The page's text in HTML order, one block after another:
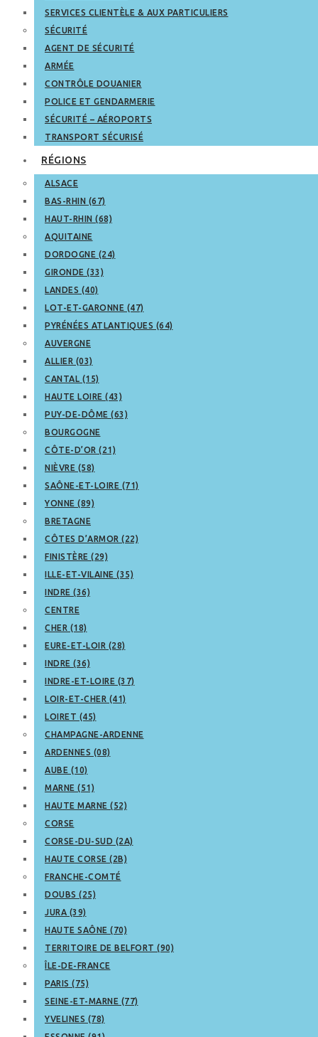
SERVICES CLIENTÈLE & AUX PARTICULIERS
SÉCURITÉ
AGENT DE SÉCURITÉ
ARMÉE
CONTRÔLE DOUANIER
POLICE ET GENDARMERIE
SÉCURITÉ – AÉROPORTS
TRANSPORT SÉCURISÉ
RÉGIONS
ALSACE
BAS-RHIN (67)
HAUT-RHIN (68)
AQUITAINE
DORDOGNE (24)
GIRONDE (33)
LANDES (40)
LOT-ET-GARONNE (47)
PYRÉNÉES ATLANTIQUES (64)
AUVERGNE
ALLIER (03)
CANTAL (15)
HAUTE LOIRE (43)
PUY-DE-DÔME (63)
BOURGOGNE
CÔTE-D’OR (21)
NIÈVRE (58)
SAÔNE-ET-LOIRE (71)
YONNE (89)
BRETAGNE
CÔTES D’ARMOR (22)
FINISTÈRE (29)
ILLE-ET-VILAINE (35)
INDRE (36)
CENTRE
CHER (18)
EURE-ET-LOIR (28)
INDRE (36)
INDRE-ET-LOIRE (37)
LOIR-ET-CHER (41)
LOIRET (45)
CHAMPAGNE-ARDENNE
ARDENNES (08)
AUBE (10)
MARNE (51)
HAUTE MARNE (52)
CORSE
CORSE-DU-SUD (2A)
HAUTE CORSE (2B)
FRANCHE-COMTÉ
DOUBS (25)
JURA (39)
HAUTE SAÔNE (70)
TERRITOIRE DE BELFORT (90)
ÎLE-DE-FRANCE
PARIS (75)
SEINE-ET-MARNE (77)
YVELINES (78)